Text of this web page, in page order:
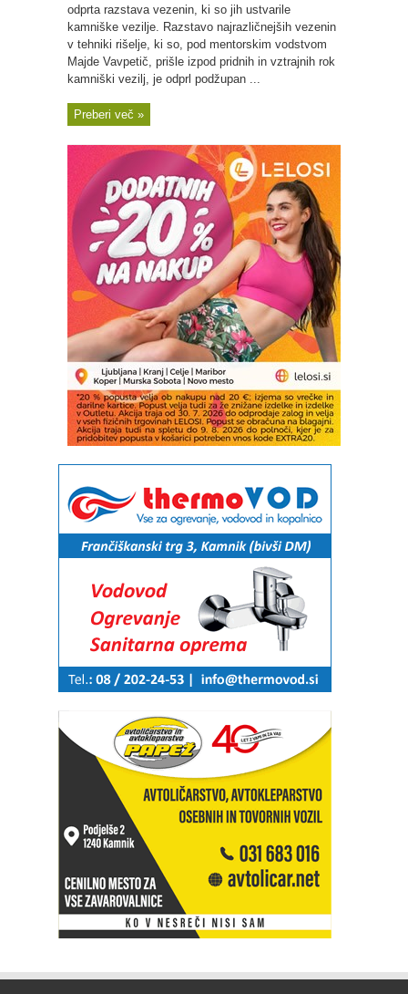
odprta razstava vezenin, ki so jih ustvarile
kamniške vezilje. Razstavo najrazličnejših vezenin
v tehniki rišelje, ki so, pod mentorskim vodstvom
Majde Vavpetič, prišle izpod pridnih in vztrajnih rok
kamniški vezilj, je odprl podžupan ...
Preberi več »